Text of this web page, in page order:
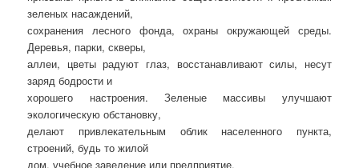
зеленых насаждений,
сохранения лесного фонда, охраны окружающей среды.
Деревья, парки, скверы,
аллеи, цветы радуют глаз, восстанавливают силы, несут
заряд бодрости и
хорошего настроения. Зеленые массивы улучшают
экологическую обстановку,
делают привлекательным облик населенного пункта,
строений, будь то жилой
дом, учебное заведение или предприятие.